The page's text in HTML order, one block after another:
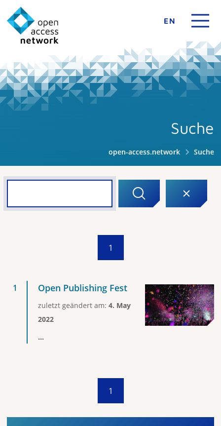
EN
Suche
open-access.network Suche
1
Open Publishing Fest
zuletzt geändert am: 4. May
2022
...
1